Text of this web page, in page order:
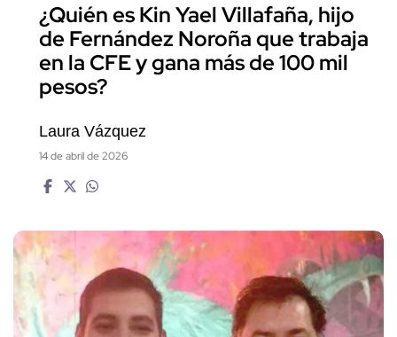
¿Quién es Kin Yael Villafaña, hijo
de Fernández Noroña que trabaja
en la CFE y gana más de 100 mil
pesos?
Laura Vázquez
14 de abril de 2026